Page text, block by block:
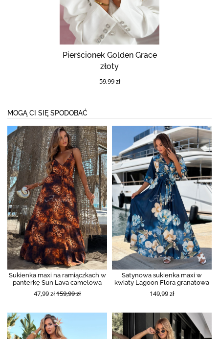
Pierścionek Golden Grace
złoty
59,99 zł
MOGĄ CI SIĘ SPODOBAĆ
Sukienka maxi na ramiączkach w
panterkę Sun Lava camelowa
47,99 zł159,99 zł
Satynowa sukienka maxi w
kwiaty Lagoon Flora granatowa
149,99 zł